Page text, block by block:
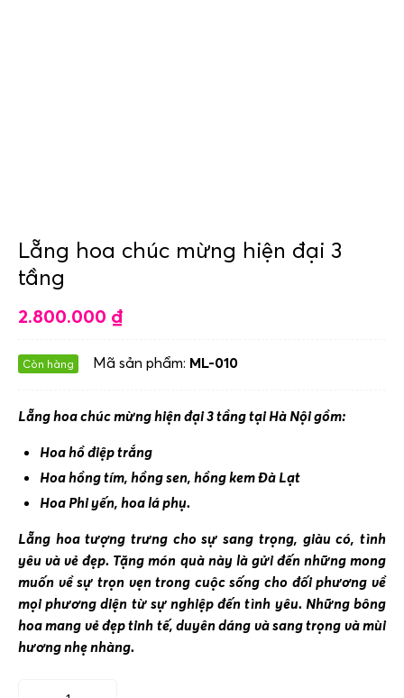
Lẵng hoa chúc mừng hiện đại 3
tầng
2.800.000 ₫
Còn hàng Mã sản phẩm: ML-010
Lẵng hoa chúc mừng hiện đại 3 tầng tại Hà Nội gồm:
Hoa hồ điệp trắng
Hoa hồng tím, hồng sen, hồng kem Đà Lạt
Hoa Phi yến, hoa lá phụ.
Lẵng hoa tượng trưng cho sự sang trọng, giàu có, tình
yêu và vẻ đẹp. Tặng món quà này là gửi đến những mong
muốn về sự trọn vẹn trong cuộc sống cho đối phương về
mọi phương diện từ sự nghiệp đến tình yêu. Những bông
hoa mang vẻ đẹp tinh tế, duyên dáng và sang trọng và mùi
hương nhẹ nhàng.